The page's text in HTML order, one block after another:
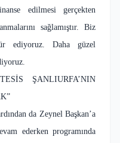
edilmesi gerçekten
sağlamıştır. Biz
ediyoruz. Daha güzel
ŞANLIURFA’NIN
da Zeynel Başkan’a
ederken programında